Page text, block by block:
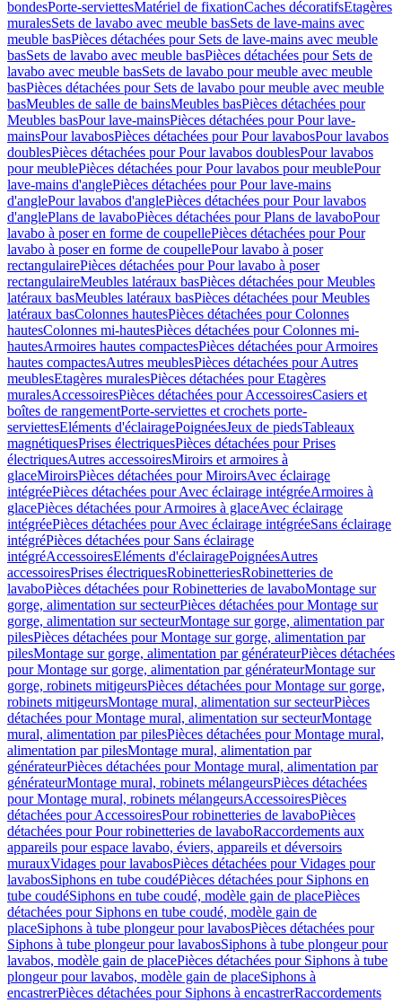
bondesPorte-serviettesMatériel de fixationCaches décoratifsEtagères
muralesSets de lavabo avec meuble basSets de lave-mains avec
meuble basPièces détachées pour Sets de lave-mains avec meuble
basSets de lavabo avec meuble basPièces détachées pour Sets de
lavabo avec meuble basSets de lavabo pour meuble avec meuble
basPièces détachées pour Sets de lavabo pour meuble avec meuble
basMeubles de salle de bainsMeubles basPièces détachées pour
Meubles basPour lave-mainsPièces détachées pour Pour lave-
mainsPour lavabosPièces détachées pour Pour lavabosPour lavabos
doublesPièces détachées pour Pour lavabos doublesPour lavabos
pour meublePièces détachées pour Pour lavabos pour meublePour
lave-mains d'anglePièces détachées pour Pour lave-mains
d'anglePour lavabos d'anglePièces détachées pour Pour lavabos
d'anglePlans de lavaboPièces détachées pour Plans de lavaboPour
lavabo à poser en forme de coupellePièces détachées pour Pour
lavabo à poser en forme de coupellePour lavabo à poser
rectangulairePièces détachées pour Pour lavabo à poser
rectangulaireMeubles latéraux basPièces détachées pour Meubles
latéraux basMeubles latéraux basPièces détachées pour Meubles
latéraux basColonnes hautesPièces détachées pour Colonnes
hautesColonnes mi-hautesPièces détachées pour Colonnes mi-
hautesArmoires hautes compactesPièces détachées pour Armoires
hautes compactesAutres meublesPièces détachées pour Autres
meublesEtagères muralesPièces détachées pour Etagères
muralesAccessoiresPièces détachées pour AccessoiresCasiers et
boîtes de rangementPorte-serviettes et crochets porte-
serviettesEléments d'éclairagePoignéesJeux de piedsTableaux
magnétiquesPrises électriquesPièces détachées pour Prises
électriquesAutres accessoiresMiroirs et armoires à
glaceMiroirsPièces détachées pour MiroirsAvec éclairage
intégréePièces détachées pour Avec éclairage intégréeArmoires à
glacePièces détachées pour Armoires à glaceAvec éclairage
intégréePièces détachées pour Avec éclairage intégréeSans éclairage
intégréPièces détachées pour Sans éclairage
intégréAccessoiresEléments d'éclairagePoignéesAutres
accessoiresPrises électriquesRobinetteriesRobinetteries de
lavaboPièces détachées pour Robinetteries de lavaboMontage sur
gorge, alimentation sur secteurPièces détachées pour Montage sur
gorge, alimentation sur secteurMontage sur gorge, alimentation par
pilesPièces détachées pour Montage sur gorge, alimentation par
pilesMontage sur gorge, alimentation par générateurPièces détachées
pour Montage sur gorge, alimentation par générateurMontage sur
gorge, robinets mitigeursPièces détachées pour Montage sur gorge,
robinets mitigeursMontage mural, alimentation sur secteurPièces
détachées pour Montage mural, alimentation sur secteurMontage
mural, alimentation par pilesPièces détachées pour Montage mural,
alimentation par pilesMontage mural, alimentation par
générateurPièces détachées pour Montage mural, alimentation par
générateurMontage mural, robinets mélangeursPièces détachées
pour Montage mural, robinets mélangeursAccessoiresPièces
détachées pour AccessoiresPour robinetteries de lavaboPièces
détachées pour Pour robinetteries de lavaboRaccordements aux
appareils pour espace lavabo, éviers, appareils et déversoirs
murauxVidages pour lavabosPièces détachées pour Vidages pour
lavabosSiphons en tube coudéPièces détachées pour Siphons en
tube coudéSiphons en tube coudé, modèle gain de placePièces
détachées pour Siphons en tube coudé, modèle gain de
placeSiphons à tube plongeur pour lavabosPièces détachées pour
Siphons à tube plongeur pour lavabosSiphons à tube plongeur pour
lavabos, modèle gain de placePièces détachées pour Siphons à tube
plongeur pour lavabos, modèle gain de placeSiphons à
encastrerPièces détachées pour Siphons à encastrerRaccordements